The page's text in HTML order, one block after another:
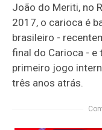
João do Meriti, no
2017, o carioca é
brasileiro -
final do Carioca -
primeiro jogo
três anos atrás.